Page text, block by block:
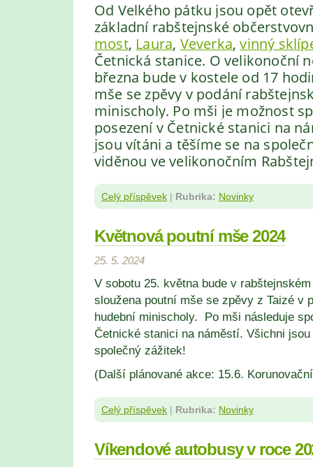
Od Velkého pátku jsou opět
základní rabštejnské
most, Laura, Veverka,vinný
Četnická stanice. O velikonoční
března bude v kostele od 17
mše se zpěvy v podání
minischoly. Po mši je možnost
posezení v Četnické stanici na
jsou vítáni a těšíme se na
viděnou ve velikonočním
Celý příspěvek | Rubrika: Novinky
Květnová poutní mše 2024
25. 5. 2024
V sobotu 25. května bude v
sloužena poutní mše se zpěvy z Taizé v
hudební minischoly. Po mši následuje
Četnické stanici na náměstí. Všichni
společný zážitek!
(Další plánované akce: 15.6.
Celý příspěvek | Rubrika: Novinky
Víkendové autobusy v roce